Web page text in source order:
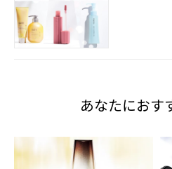
あなたにおす